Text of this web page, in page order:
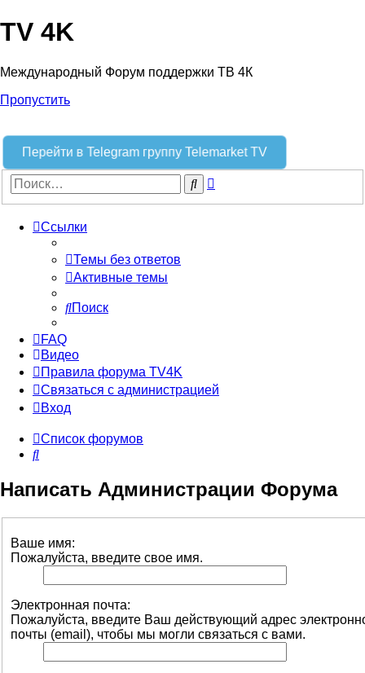
TV 4K
Международный Форум поддержки ТВ 4К
Пропустить
Перейти в Telegram группу Telemarket TV
Поиск
Ссылки
Темы без ответов
Активные темы
Поиск
FAQ
Видео
Правила форума TV4K
Связаться с администрацией
Вход
Список форумов
Поиск
Написать Администрации Форума
Ваше имя:
Пожалуйста, введите свое имя.
Электронная почта:
Пожалуйста, введите Ваш действующий адрес
почты (email), чтобы мы могли связаться с вами.